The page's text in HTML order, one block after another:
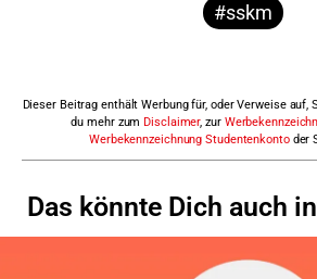
#sskm
Dieser Beitrag enthält Werbung für, oder Verweise auf,
du mehr zumDisclaimer, zur
Werbekennzeichnung Studentenkontoder
Das könnte Dich auch